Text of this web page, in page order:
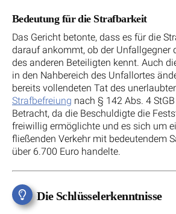
Bedeutung für die Strafbarkeit
Das Gericht betonte, dass es für die
darauf ankommt, ob der Unfallgegner
des anderen Beteiligten kennt. Auch
in den Nahbereich des Unfallortes
bereits vollendeten Tat des
Strafbefreiung nach § 142 Abs. 4
Betracht, da die Beschuldigte die
freiwillig ermöglichte und es sich um
fließenden Verkehr mit bedeutendem
über 6.700 Euro handelte.
Die Schlüsselerkenntnisse